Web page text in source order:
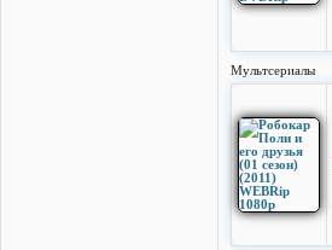
Мультсериалы